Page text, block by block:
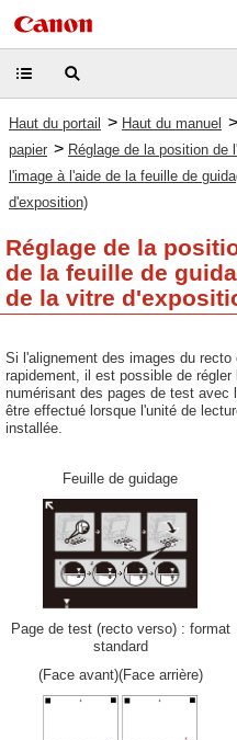
Haut du portail > Haut du manuel >
papier > Réglage de la position de
l'image à l'aide de la feuille de
d'exposition)
Réglage de la
de la feuille de
de la vitre
Si l'alignement des images du
rapidement, il est possible de
numérisant des pages de test avec
être effectué lorsque l'unité de
installée.
Feuille de guidage
Page de test (recto verso) : format
standard
(Face avant)(Face arrière)